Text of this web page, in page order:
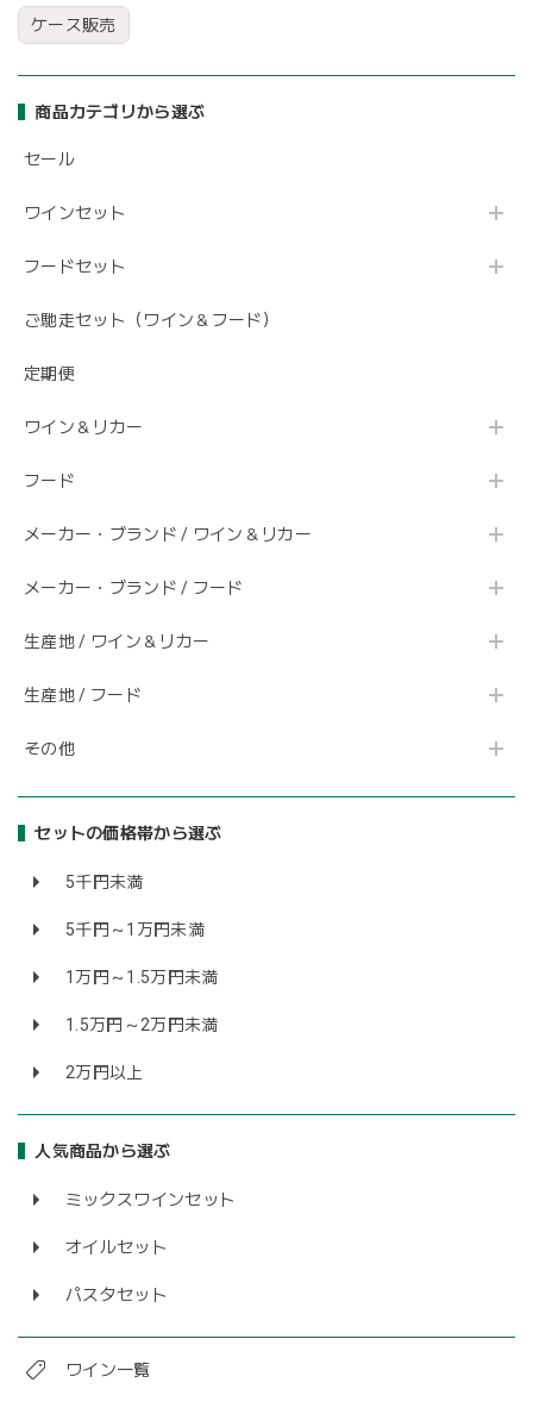
ケース販売
商品カテゴリから選ぶ
セール
ワインセット
フードセット
ご馳走セット（ワイン＆フード）
定期便
ワイン＆リカー
フード
メーカー・ブランド / ワイン＆リカー
メーカー・ブランド / フード
生産地 / ワイン＆リカー
生産地 / フード
その他
セットの価格帯から選ぶ
5千円未満
5千円～1万円未満
1万円～1.5万円未満
1.5万円～2万円未満
2万円以上
人気商品から選ぶ
ミックスワインセット
オイルセット
パスタセット
ワイン一覧